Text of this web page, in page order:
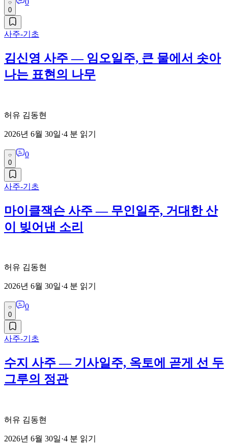
0
사주-기초
김신영 사주 — 임오일주, 큰 물에서 솟아
나는 표현의 나무
허유 김동현
2026년 6월 30일·4 분 읽기
0
0
사주-기초
마이클잭슨 사주 — 무인일주, 거대한 산
이 빚어낸 소리
허유 김동현
2026년 6월 30일·4 분 읽기
0
0
사주-기초
수지 사주 — 기사일주, 옥토에 곧게 선 두
그루의 정관
허유 김동현
2026년 6월 30일·4 분 읽기